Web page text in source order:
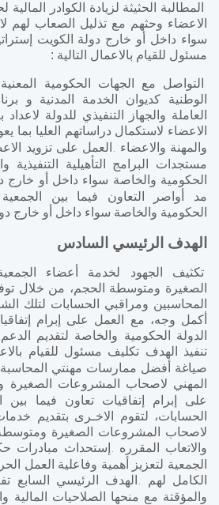
المطالبة الحثيثة لزيادة الكوادر
الاعضاء وحثهم مع تذليل الصعاب لهم
سواء داخل أو خارج دولة الكويت
مسئول للقيام بالاعمال التالية :
التواصل مع الجهات الحكومية المعنية
الوطنية كديوان الخدمة المدنية و
العاملة والجهاز التنفيذي للدولة
الاعضاء لاستكمال دراساتهم العليا بما
والمهنة والاعضاء . العمل على تزويد
مستجدات البرامج التأهيلية
الحكومية والخاصة سواء داخل أو خارج
مد أواصر التعاون فيما بين
الحكومية والخاصة سواء داخل أو خارج
الهدف الرئيسي السادس
تكثيف الجهود لخدمة أعضاء
الصغيرة ومتوسطة الحجم، من خلال
المحاسبين ومراقبي الحسابات لتلك
أكمل وجه، مع العمل على إبرام
الدولة الحكومية والخاصة لتقديم
تنفيذ الهدف تكليف مسئول للقيام
صياغة أفضل ممارسات مهنتي
المهني لاصحاب المشروعات الصغيرة
على إبرام إتفاقيات تعاون فيما بين
الحسابات، لتقوم الاخـرى بتقديم
لاصحاب المشروعات الصغيرة
والاتعاب المقرره . إستحداث مبادرات
الجمعية لتعزيز أهمية وفاعلية العمل
الكامل لهم
. الهدف الرئيسي السابع
والمؤقتة مع منحها الصلاحيات المالية